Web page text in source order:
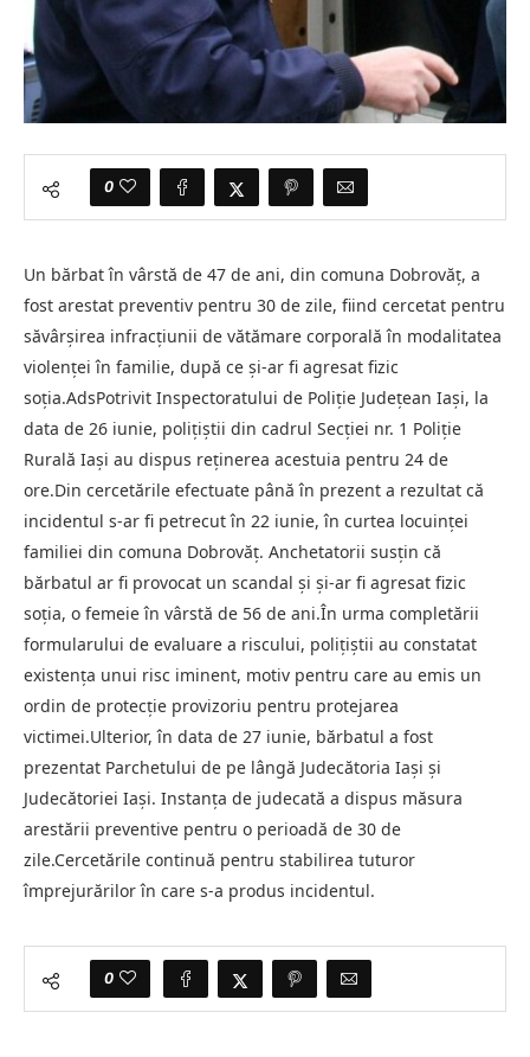
0
Un bărbat în vârstă de 47 de ani, din comuna Dobrovăț, a
fost arestat preventiv pentru 30 de zile, fiind cercetat pentru
săvârșirea infracțiunii de vătămare corporală în modalitatea
violenței în familie, după ce și-ar fi agresat fizic
soția.AdsPotrivit Inspectoratului de Poliție Județean Iași, la
data de 26 iunie, polițiștii din cadrul Secției nr. 1 Poliție
Rurală Iași au dispus reținerea acestuia pentru 24 de
ore.Din cercetările efectuate până în prezent a rezultat că
incidentul s-ar fi petrecut în 22 iunie, în curtea locuinței
familiei din comuna Dobrovăț. Anchetatorii susțin că
bărbatul ar fi provocat un scandal și și-ar fi agresat fizic
soția, o femeie în vârstă de 56 de ani.În urma completării
formularului de evaluare a riscului, polițiștii au constatat
existența unui risc iminent, motiv pentru care au emis un
ordin de protecție provizoriu pentru protejarea
victimei.Ulterior, în data de 27 iunie, bărbatul a fost
prezentat Parchetului de pe lângă Judecătoria Iași și
Judecătoriei Iași. Instanța de judecată a dispus măsura
arestării preventive pentru o perioadă de 30 de
zile.Cercetările continuă pentru stabilirea tuturor
împrejurărilor în care s-a produs incidentul.
0